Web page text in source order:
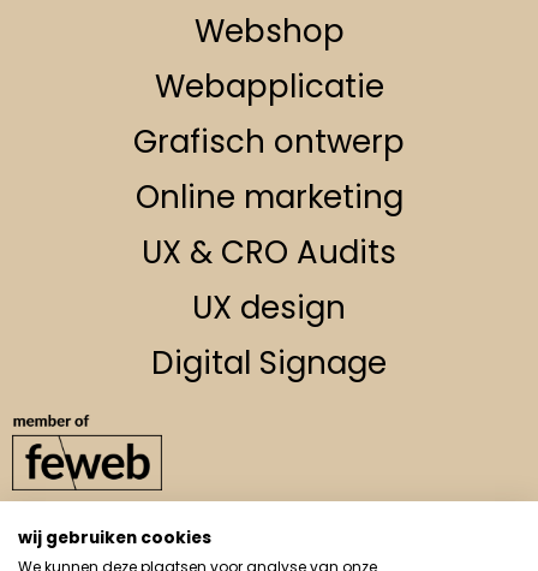
Webshop
Webapplicatie
Grafisch ontwerp
Online marketing
UX & CRO Audits
UX design
Digital Signage
info@muskedeer.be
wij gebruiken cookies
We kunnen deze plaatsen voor analyse van onze